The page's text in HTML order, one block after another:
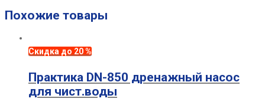
Похожие товары
Скидка до 20 %
Практика DN-850 дренажный насос
для чист.воды